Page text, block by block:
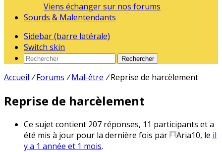
Viens échanger sur nos forums
Sourds & Malentendants
Sidebar (barre latérale)
Switch skin
Rechercher
Accueil / Forums / Mal-être / Reprise de harcèlement
Reprise de harcèlement
Ce sujet contient 207 réponses, 11 participants et a
été mis à jour pour la dernière fois par
Aria10, le il
y a 1 année et 1 mois.